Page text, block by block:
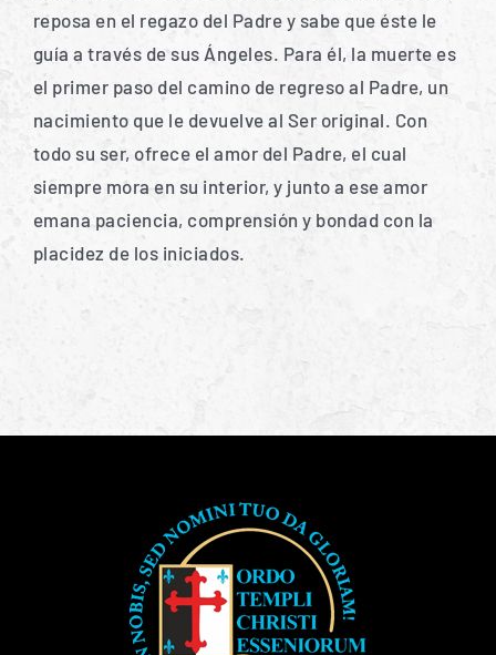
reposa en el regazo del Padre y sabe que éste le
guía a través de sus Ángeles. Para él, la muerte es
el primer paso del camino de regreso al Padre, un
nacimiento que le devuelve al Ser original. Con
todo su ser, ofrece el amor del Padre, el cual
siempre mora en su interior, y junto a ese amor
emana paciencia, comprensión y bondad con la
placidez de los iniciados.